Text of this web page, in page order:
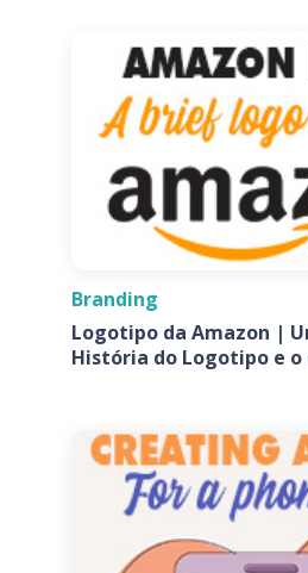
Branding
Logotipo da Amazon |
História do Logotipo e o